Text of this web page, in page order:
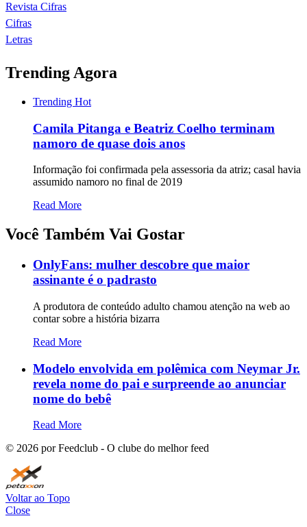
Revista Cifras
Cifras
Letras
Trending Agora
Trending Hot
Camila Pitanga e Beatriz Coelho terminam
namoro de quase dois anos
Informação foi confirmada pela assessoria da atriz; casal havia
assumido namoro no final de 2019
Read More
Você Também Vai Gostar
OnlyFans: mulher descobre que maior
assinante é o padrasto
A produtora de conteúdo adulto chamou atenção na web ao
contar sobre a história bizarra
Read More
Modelo envolvida em polêmica com Neymar Jr.
revela nome do pai e surpreende ao anunciar
nome do bebê
Read More
© 2026 por Feedclub - O clube do melhor feed
Voltar ao Topo
Close